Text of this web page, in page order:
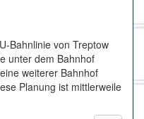
Bahnlinie von Treptow
unter dem Bahnhof
weiterer Bahnhof
Planung ist mittlerweile